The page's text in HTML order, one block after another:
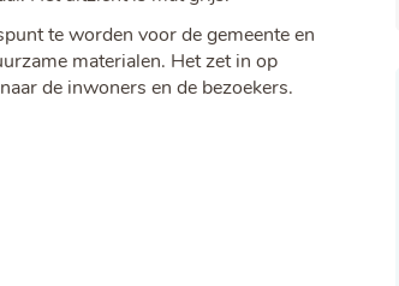
te worden voor de gemeente en
materialen. Het zet in op
de inwoners en de bezoekers.